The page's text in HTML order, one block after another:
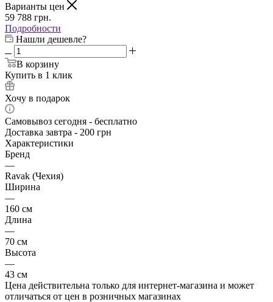
Варианты цен
59 788 грн.
Подробности
Нашли дешевле?
В корзину
Купить в 1 клик
Хочу в подарок
Самовывоз сегодня - бесплатно
Доставка завтра - 200 грн
Характеристики
Бренд
—
Ravak (Чехия)
Ширина
—
160 см
Длина
—
70 см
Высота
—
43 см
Цена действительна только для интернет-магазина и может
отличаться от цен в розничных магазинах